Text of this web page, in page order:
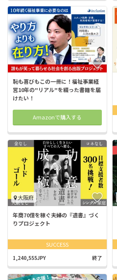
恥も喜びもこの一冊に！福祉事業経
営10年の"リアル"を綴った書籍を届
けたい！
Amazonで購入する
大阪府
年商70億を稼ぐ夫婦の『遺書』づく
りプロジェクト
SUCCESS
1,240,555JPY 終了